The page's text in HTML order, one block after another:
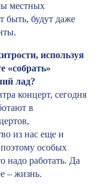
местных
быть, будут даже
используя
«собрать»
лад?
концерт, сегодня
в
из нас еще и
особых
надо работать. Да
– жизнь.